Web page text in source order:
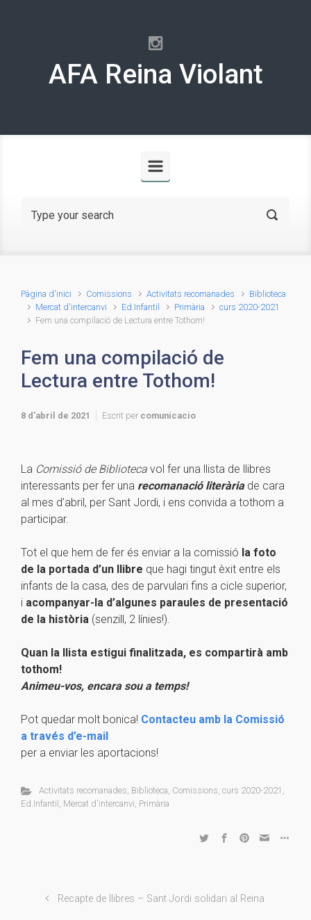
AFA Reina Violant
Pàgina d'inici Comissions Activitats recomanades
Biblioteca
Mercat d'intercanvi
Ed.Infantil Primària
curs 2020-2021
Fem una compilació de Lectura entre Tothom!
Fem una compilació de
Lectura entre Tothom!
8 d'abril de 2021 Escrit per comunicacio
La Comissió de Biblioteca vol fer una llista de llibres
interessants per fer una recomanació literàriade cara
al mes d’abril, per Sant Jordi, i ens convida a tothom a
participar.
Tot el que hem de fer és enviar a la comissió la foto
de la portada d’un llibre que hagi tingut èxit entre els
infants de la casa, des de parvulari fins a cicle superior,
i acompanyar-la d’algunes paraules de presentació
de la història (senzill, 2 línies!).
Quan la llista estigui finalitzada, es compartirà amb
tothom!
Animeu-vos, encara sou a temps!
Pot quedar molt bonica! Contacteu amb la Comissió
a través d’e-mail
per a enviar les aportacions!
Activitats recomanades, Biblioteca, Comissions, curs 2020-2021 ,
Ed.Infantil , Mercat d'intercanvi, Primària
Recapte de llibres – Sant Jordi solidari al Reina